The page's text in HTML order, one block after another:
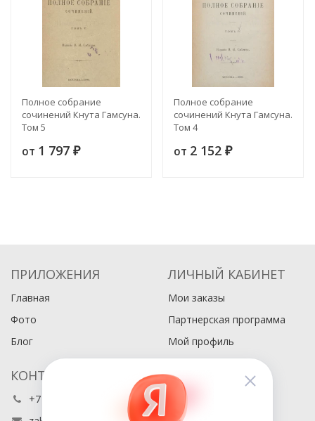
Полное собрание
сочинений Кнута Гамсуна.
Том 5
от 1 797 ₽
Полное собрание
сочинений Кнута Гамсуна.
Том 4
от 2 152 ₽
ПРИЛОЖЕНИЯ
Главная
Фото
Блог
ЛИЧНЫЙ КАБИНЕТ
Мои заказы
Партнерская программа
Мой профиль
КОНТАКТЫ
+7 (495) 486-80-76